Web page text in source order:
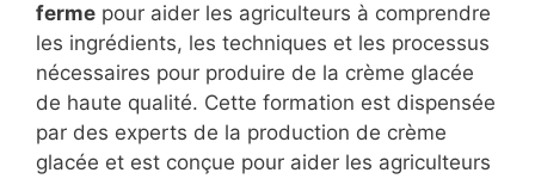
ferme pour aider les agriculteurs à comprendre
les ingrédients, les techniques et les processus
nécessaires pour produire de la crème glacée
de haute qualité. Cette formation est dispensée
par des experts de la production de crème
glacée et est conçue pour aider les agriculteurs